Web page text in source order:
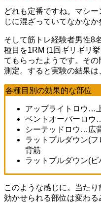
どれも定番ですね。マシ
じに混ざっていてなかなか
そして筋トレ経験者男性8
種目を1RM (1回ギリギリ
てもらったようです。そ
測定。すると実験の結果は
各種目別の効果的な部位
アップライトロウ…
ベントオーバーロウ
シーテッドロウ…広
ラットプルダウン(
背筋
ラットプルダウン(
このような感じに。当た
効かせられる部位は変わる